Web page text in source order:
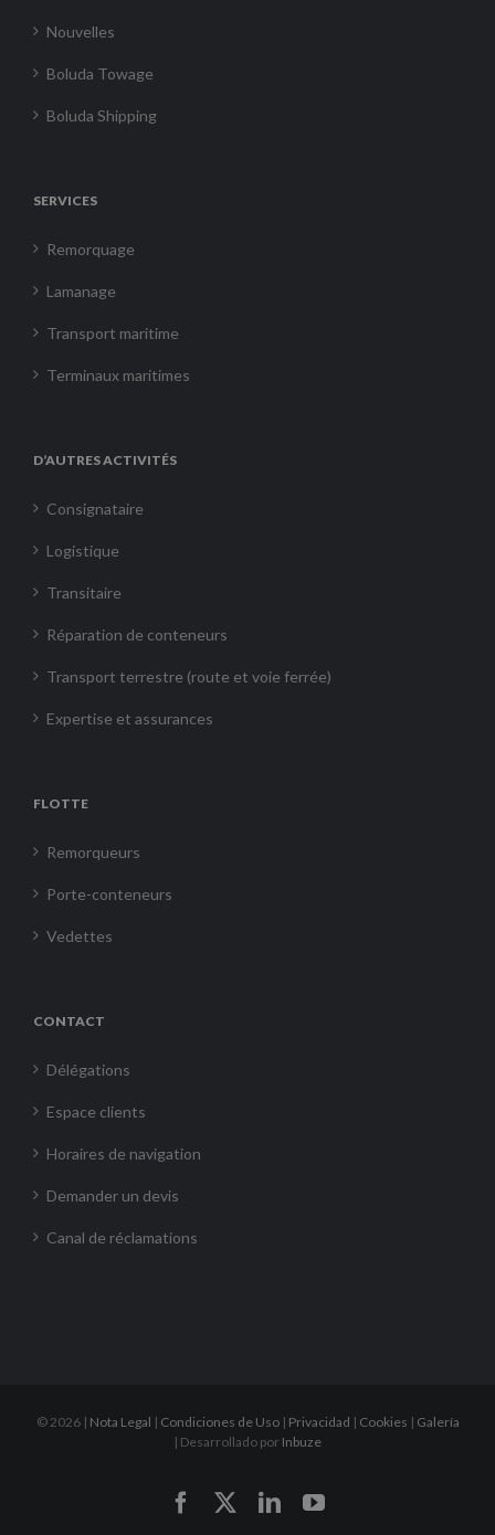
Nouvelles
Boluda Towage
Boluda Shipping
SERVICES
Remorquage
Lamanage
Transport maritime
Terminaux maritimes
D’AUTRES ACTIVITÉS
Consignataire
Logistique
Transitaire
Réparation de conteneurs
Transport terrestre (route et voie ferrée)
Expertise et assurances
FLOTTE
Remorqueurs
Porte-conteneurs
Vedettes
CONTACT
Délégations
Espace clients
Horaires de navigation
Demander un devis
Canal de réclamations
©2026 | Nota Legal | Condiciones de Uso| Privacidad | Cookies | Galería
| Desarrollado por Inbuze
FacebookLinkedInYouTube